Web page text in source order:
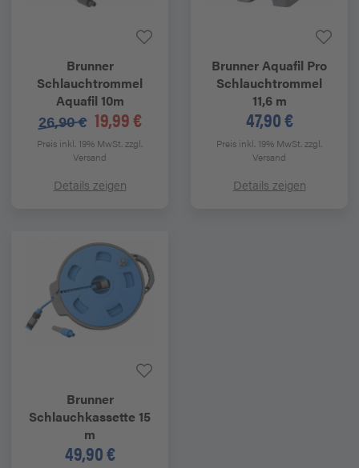
Brunner
Schlauchtrommel
Aquafil 10m
26,90 € 19,99 €
Preis inkl. 19% MwSt.zzgl.
Versand
Details zeigen
BrunnerAquafil Pro
Schlauchtrommel
11,6 m
47,90 €
Preis inkl. 19% MwSt.zzgl.
Versand
Details zeigen
Brunner
Schlauchkassette 15
m
49,90 €